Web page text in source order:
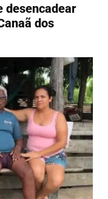
desencadear
dos